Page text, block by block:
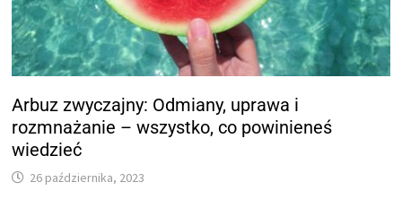
Arbuz zwyczajny: Odmiany, uprawa i
rozmnażanie – wszystko, co powinieneś
wiedzieć
26 października, 2023